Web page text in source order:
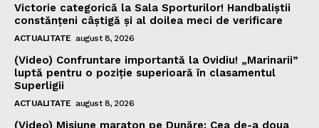
Victorie categorică la Sala Sporturilor! Handbaliștii
constănțeni câștigă și al doilea meci de verificare
ACTUALITATE august 8, 2026
(Video) Confruntare importantă la Ovidiu! „Marinarii”
luptă pentru o poziție superioară în clasamentul
Superligii
ACTUALITATE august 8, 2026
(Video) Misiune maraton pe Dunăre: Cea de-a doua